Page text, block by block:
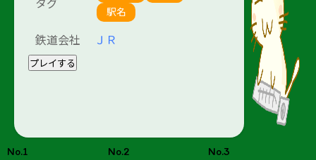
タグ
駅名
鉄道会社 ＪＲ
プレイする
No.1
No.2
No.3